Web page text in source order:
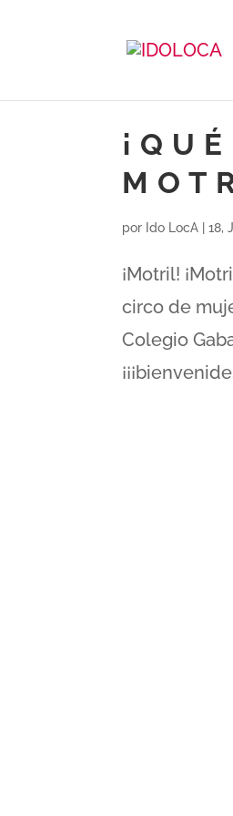
por Ido LocA |18,
¡Motril!
circo de
Colegio